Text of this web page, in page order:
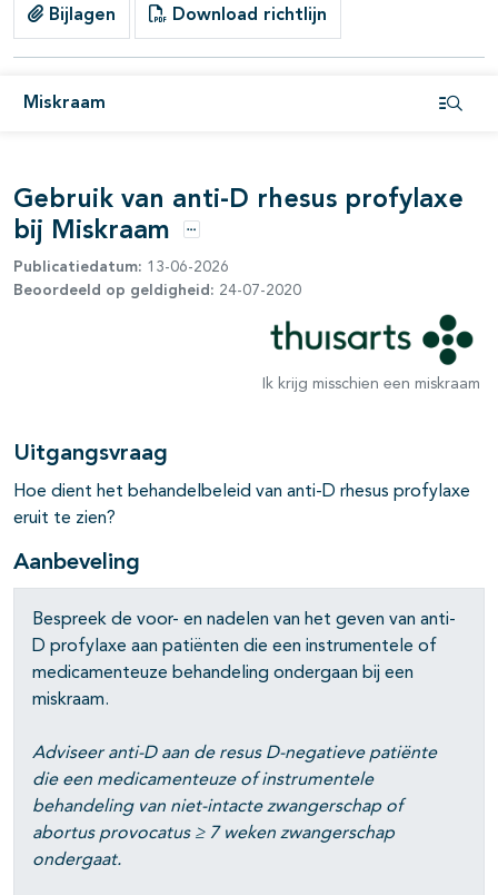
Bijlagen Download richtlijn
Miskraam
Gebruik van anti-D rhesus profylaxe
bij Miskraam
Opties
Publicatiedatum: 13-06-2026
Beoordeeld op geldigheid: 24-07-2020
Ik krijg misschien een miskraam
Uitgangsvraag
Hoe dient het behandelbeleid van anti-D rhesus profylaxe
eruit te zien?
Aanbeveling
Bespreek de voor- en nadelen van het geven van anti-
D profylaxe aan patiënten die een instrumentele of
medicamenteuze behandeling ondergaan bij een
miskraam.
Adviseer anti-D aan de resus D-negatieve patiënte
die een medicamenteuze of instrumentele
behandeling van niet-intacte zwangerschap of
abortus provocatus ≥ 7 weken zwangerschap
ondergaat.